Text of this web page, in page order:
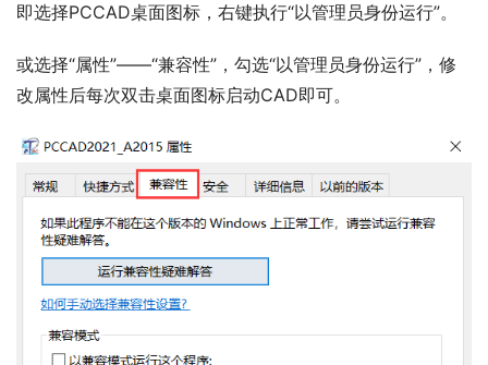
即选择PCCAD桌面图标，右键执行“以管理员身份运行”。
或选择“属性”——“兼容性”，勾选“以管理员身份运行”，修
改属性后每次双击桌面图标启动CAD即可。